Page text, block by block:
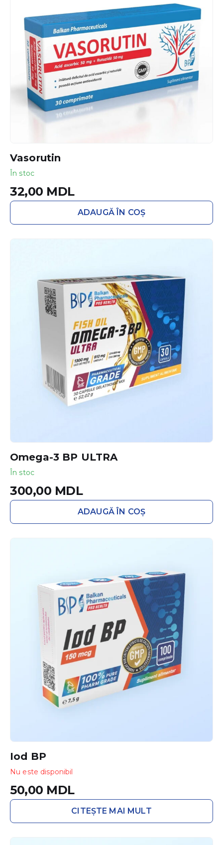
Vasorutin
În stoc
32,00 MDL
ADAUGĂ ÎN COȘ
Omega-3 BP ULTRA
În stoc
300,00 MDL
ADAUGĂ ÎN COȘ
Iod BP
Nu este disponibil
50,00 MDL
CITEȘTE MAI MULT